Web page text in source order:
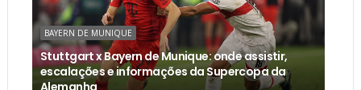
BAYERN DE MUNIQUE
Stuttgart x Bayern de Munique: onde assistir,
escalações e informações da Supercopa da
Alemanha